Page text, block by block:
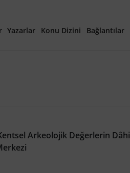
Yıl Özel Sayısı
Yazarlar Konu Dizini Bağlantılar
Arkeolojik Değerlerin